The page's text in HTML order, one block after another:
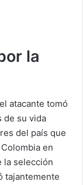
la
atacante tomó
de su vida
del país que
en
la selección
tajantemente